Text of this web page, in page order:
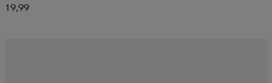
19,99